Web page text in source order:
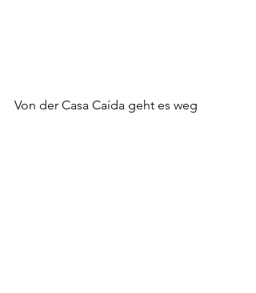
Von der Casa Caída geht es weg